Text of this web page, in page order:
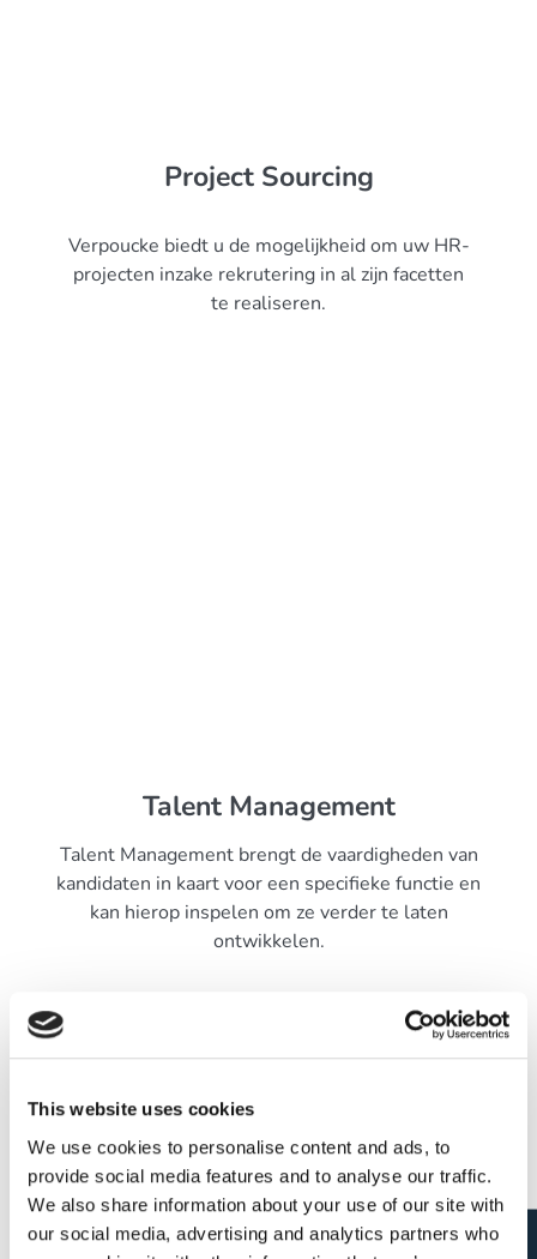
This website uses cookies
We use cookies to personalise content and ads, to
provide social media features and to analyse our traffic.
We also share information about your use of our site with
our social media, advertising and analytics partners who
Project Sourcing
Verpoucke biedt u de mogelijkheid om uw HR-
projecten inzake rekrutering in al zijn facetten
te realiseren.
Talent Management
Talent Management brengt de vaardigheden van
kandidaten in kaart voor een specifieke functie en
kan hierop inspelen om ze verder te laten
ontwikkelen.